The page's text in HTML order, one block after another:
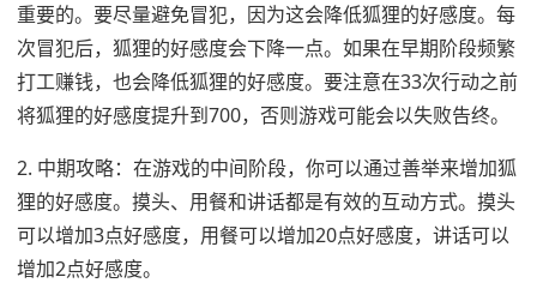
重要的。要尽量避免冒犯，因为这会降低狐狸的好感度。每
次冒犯后，狐狸的好感度会下降一点。如果在早期阶段频繁
打工赚钱，也会降低狐狸的好感度。要注意在33次行动之前
将狐狸的好感度提升到700，否则游戏可能会以失败告终。
2. 中期攻略：在游戏的中间阶段，你可以通过善举来增加狐
狸的好感度。摸头、用餐和讲话都是有效的互动方式。摸头
可以增加3点好感度，用餐可以增加20点好感度，讲话可以
增加2点好感度。